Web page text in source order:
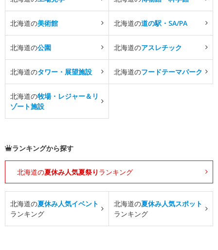
北海道の美術館 北海道の道の駅・SA/PA
北海道の公園 北海道のアスレチック
北海道のタワー・展望施設 北海道のフードテーマパーク
北海道の牧場・レジャー＆リ
ゾート施設
ランキングから探す
北海道の夏休み人気夏祭り ランキング
北海道の夏休み人気イベント
ランキング
北海道の夏休み人気スポット
ランキング